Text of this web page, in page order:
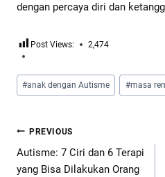
dengan percaya diri dan
Post Views: 2,474
#anak dengan Autisme #masa
PREVIOUS
Autisme: 7 Ciri dan 6 Terapi
yang Bisa Dilakukan Orang